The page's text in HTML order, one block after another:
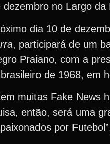
dezembro no Largo
dia 10 de
, participará de um
Praiano, com a
de 1968, em
muitas Fake News
então, será uma
por